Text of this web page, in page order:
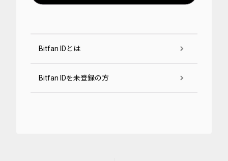
Bitfan IDとは
Bitfan IDを未登録の方